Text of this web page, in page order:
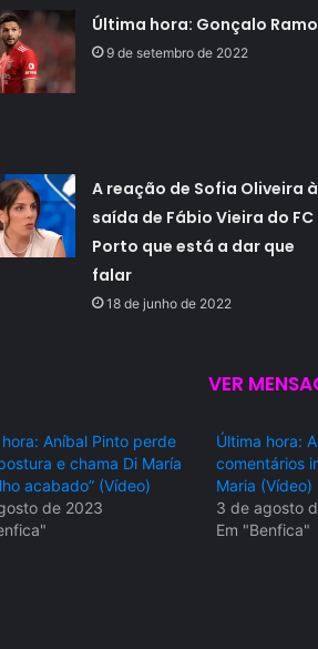
Última hora: Gonçalo
9 de setembro de 2022
A reação de Sofia Oliveira à
saída de Fábio Vieira do FC
Porto que está a dar que
falar
18 de junho de 2022
VER
Aníbal Pinto perde
e chama Di María
acabado” (Vídeo)
de 2023
Última hora:
comentários
Maria (Vídeo)
3 de agosto
Em "Benfica"